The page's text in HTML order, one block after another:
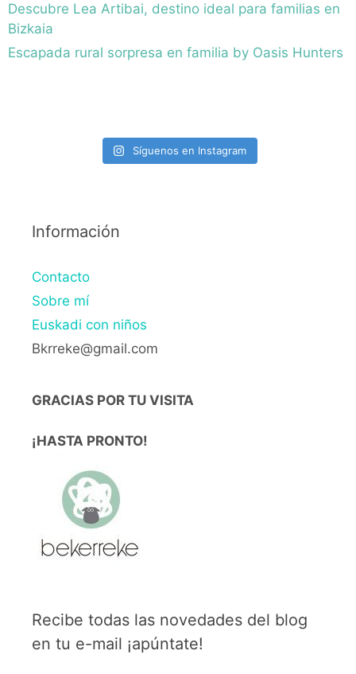
Descubre Lea Artibai, destino ideal para familias en
Bizkaia
Escapada rural sorpresa en familia by Oasis Hunters
Síguenos en Instagram
Información
Contacto
Sobre mí
Euskadi con niños
Bkrreke@gmail.com
GRACIAS POR TU VISITA
¡HASTA PRONTO!
Recibe todas las novedades del blog
en tu e-mail ¡apúntate!